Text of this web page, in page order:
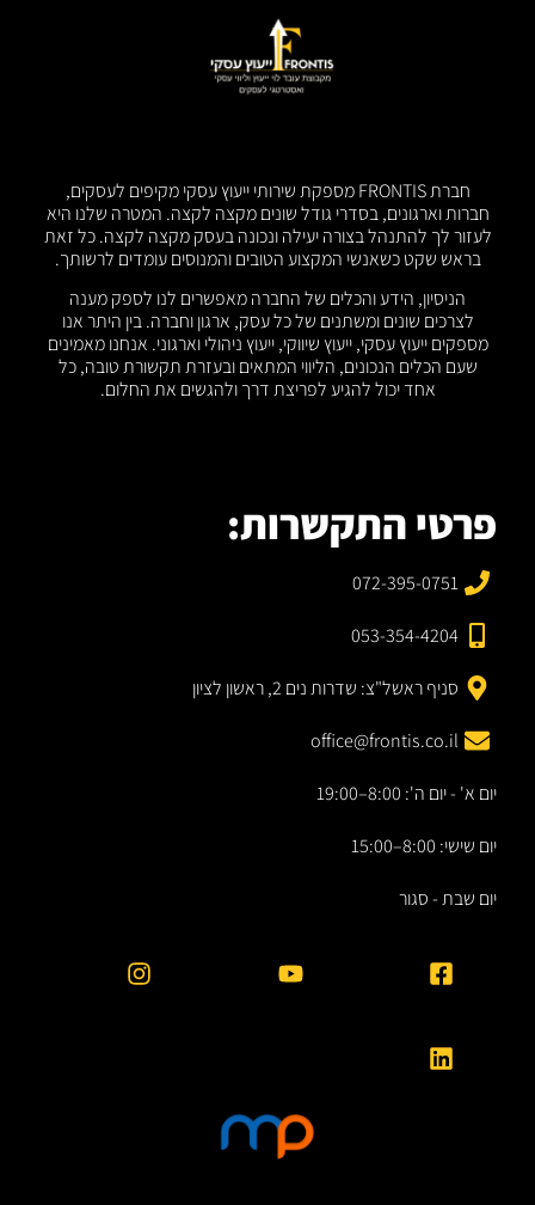
חברת FRONTIS מספקת שירותי ייעוץ עסקי מקיפים לעסקים,
חברות וארגונים, בסדרי גודל שונים מקצה לקצה. המטרה שלנו היא
לעזור לך להתנהל בצורה יעילה ונכונה בעסק מקצה לקצה. כל זאת
בראש שקט כשאנשי המקצוע הטובים והמנוסים עומדים לרשותך.
הניסיון, הידע והכלים של החברה מאפשרים לנו לספק מענה
לצרכים שונים ומשתנים של כל עסק, ארגון וחברה. בין היתר אנו
מספקים ייעוץ עסקי, ייעוץ שיווקי, ייעוץ ניהולי וארגוני. אנחנו מאמינים
שעם הכלים הנכונים, הליווי המתאים ובעזרת תקשורת טובה, כל
אחד יכול להגיע לפריצת דרך ולהגשים את החלום.
פרטי התקשרות:
072-395-0751
053-354-4204
סניף ראשל"צ: שדרות נים 2, ראשון לציון
office@frontis.co.il
יום א' - יום ה': 8:00–19:00
יום שישי: 8:00–15:00
יום שבת - סגור